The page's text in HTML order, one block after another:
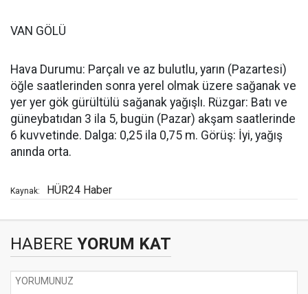
VAN GÖLÜ
Hava Durumu: Parçalı ve az bulutlu, yarın (Pazartesi)
öğle saatlerinden sonra yerel olmak üzere sağanak ve
yer yer gök gürültülü sağanak yağışlı. Rüzgar: Batı ve
güneybatıdan 3 ila 5, bugün (Pazar) akşam saatlerinde
6 kuvvetinde. Dalga: 0,25 ila 0,75 m. Görüş: İyi, yağış
anında orta.
Kaynak: HÜR24 Haber
HABERE YORUM KAT